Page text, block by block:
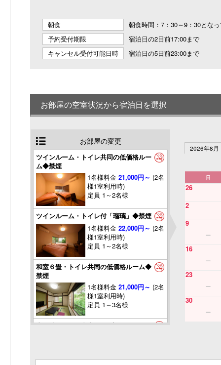
朝食
朝食時間：7：30～9：30とな
予約受付期限
宿泊日の2日前17:00まで
キャンセル受付可能日時
宿泊日の5日前23:00まで
お部屋の空室状況から宿泊日を選択
お部屋の変更
ツインルーム・トイレ共同の低価格ルー
ム◆禁煙
1名様料金21,000円～ (2名
様1室利用時)
定員 1～2名様
ツインルーム・トイレ付「瑠璃」◆禁煙
1名様料金22,000円～ (2名
様1室利用時)
定員 1～2名様
和室６畳・トイレ共同の低価格ルーム◆
禁煙
1名様料金21,000円～ (2名
様1室利用時)
定員 1～3名様
由布岳の見える和室6畳＋広縁付き・ト
2026年8月
日
26
2
9
16
23
30